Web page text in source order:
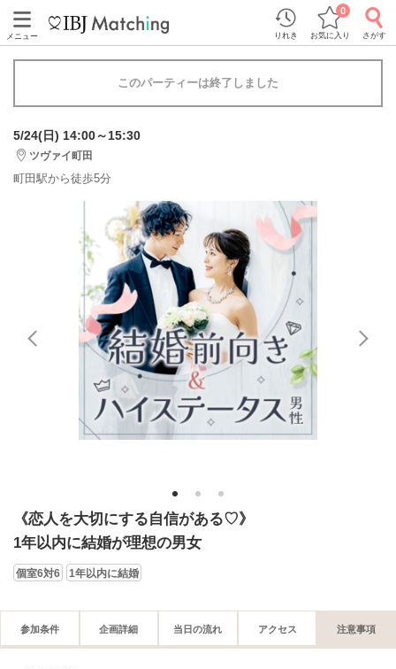
メニュー りれき お気に入り
0
さがす
このパーティーは終了しました
5/24(日) 14:00～15:30
ツヴァイ町田
町田駅から徒歩5分
1 2 3
《恋人を大切にする自信がある♡》
1年以内に結婚が理想の男女
個室6対6 1年以内に結婚
参加条件 企画詳細 当日の流れ アクセス 注意事項